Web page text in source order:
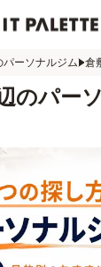
パーソナルジム 倉
のパー